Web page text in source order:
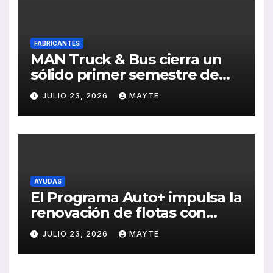
FABRICANTES
MAN Truck & Bus cierra un
sólido primer semestre de
2026 con crecimiento en
ventas, pedidos y
rentabilidad
JULIO 23, 2026 MAYTE
AYUDAS
El Programa Auto+ impulsa la
renovación de flotas con
ayudas a vehículos eléctricos
ligeros
JULIO 23, 2026 MAYTE